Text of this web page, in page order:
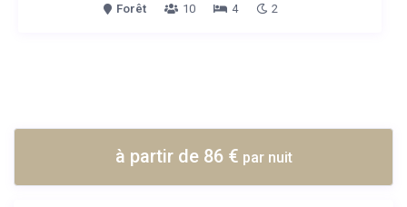
Forêt
10 4 2
à partir de 86 € par nuit